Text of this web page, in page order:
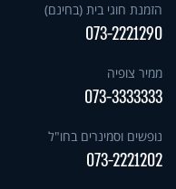
הזמנת חוגי בית (בחינם)
073-2221290
ממיר צופיה
073-3333333
נופשים וסמינרים בחו"ל
073-2221202